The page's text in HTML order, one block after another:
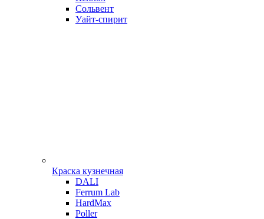
Сольвент
Уайт-спирит
Краска кузнечная
DALI
Ferrum Lab
HardMax
Poller